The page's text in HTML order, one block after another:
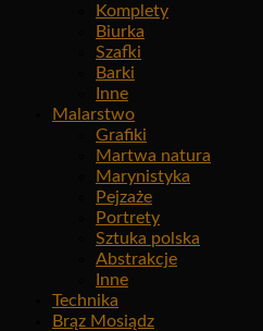
Komplety
Biurka
Szafki
Barki
Inne
Malarstwo
Grafiki
Martwa natura
Marynistyka
Pejzaże
Portrety
Sztuka polska
Abstrakcje
Inne
Technika
Brąz Mosiądz